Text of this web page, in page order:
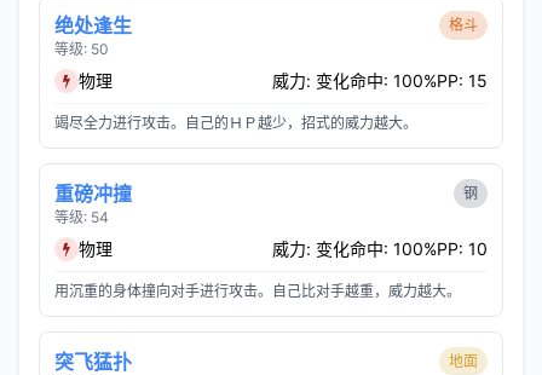
绝处逢生
等级: 50
格斗
物理 威力: 变化命中: 100%PP: 15
竭尽全力进行攻击。自己的ＨＰ越少，招式的威力越大。
重磅冲撞
等级: 54
钢
物理 威力: 变化命中: 100%PP: 10
用沉重的身体撞向对手进行攻击。自己比对手越重，威力越大。
突飞猛扑 地面